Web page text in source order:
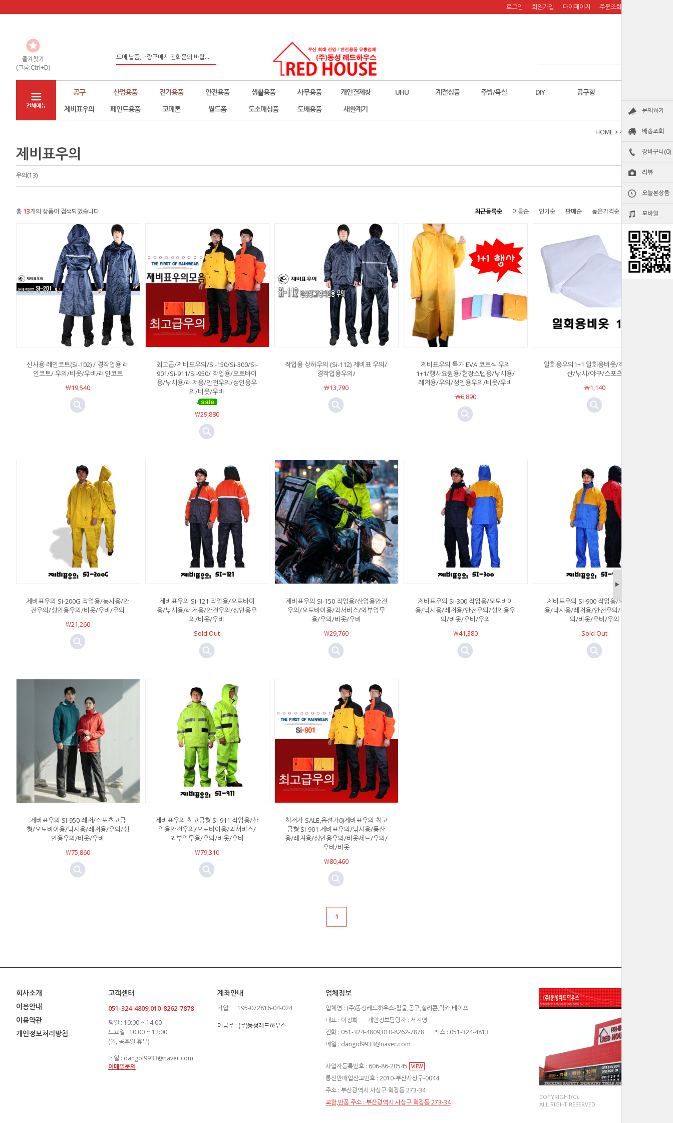
▶
문의하기
배송조회
장바구니(0)
리뷰
오늘본상품
모바일
로그인 회원가입 마이페이지 주문조회
즐겨찾기
(크롬:Ctrl+D)
좀 더 나은 환경구축을 위해서 노력하...
전체메뉴
공구 산업용품 전기용품 안전용품 생활용품 사무용품 개인결제창 UHU 계절상품 주방/욕실 DIY 공구함
제비표우의
페인트용품 코메론 월드폼 도소매상품 도배용품 새한계기
· HOME >제비표우의
제비표우의
우의(13)
총 13개의 상품이 검색되었습니다. 최근등록순 이름순 인기순 판매순 높은가격순 낮은가격순
신사용 레인코트(Si-102) / 경작업용 레
인코트/ 우의/비옷/우비/레인코트
￦19,540
최고급/제비표우의/Si-150/Si-300/Si-
901/Si-911/Si-950/ 작업용/오토바이
용/낚시용/레저용/안전우의/성인용우
의/비옷/우비
￦29,880
작업용 상하우의 (Si-112) 제비표 우의/
경작업용우의/
￦13,790
제비표우의 특가 EVA 코트식 우의
1+1/행사요원용/현장스텝용/낚시용/
레저용/우의/성인용우의/비옷/우비
￦6,890
일회용우의1+1 일회용비옷/작업복/등
산/낚시/야구/스포츠
￦1,140
제비표우의 Si-200G 작업용/농사용/안
전우의/성인용우의/비옷/우비/우의
￦21,260
제비표우의 Si-121 작업용/오토바이
용/낚시용/레저용/안전우의/성인용우
의/비옷/우비
Sold Out
제비표우의 SI-150 작업용/산업용안전
우의/오토바이용/퀵서비스/외부업무
용/우의/비옷/우비
￦29,760
제비표우의 Si-300 작업용/오토바이
용/낚시용/레저용/안전우의/성인용우
의/비옷/우비/우의
￦41,380
제비표우의 SI-900 작업용/오토바이
용/낚시용/레저용/안전우의/성인용우
의/비옷/우비/우의
Sold Out
제비표우의 SI-950 레저/스포츠고급
형/오토바이용/낚시용/레저용/우의/성
인용우의/비옷/우비
￦75,860
제비표우의 최고급형 SI-911 작업용/산
업용안전우의/오토바이용/퀵서비스/
외부업무용/우의/비옷/우비
￦79,310
최저가-SALE,옵션가0)제비표우의 최고
급형 Si-901 제비표우의/낚시용/등산
용/레져용/성인용우의/비옷세트/우의/
우비/비옷
￦80,460
1
회사소개
이용안내
이용약관
개인정보처리방침
고객센터
051-324-4809,010-8262-7878
평일 : 10:00 ~ 14:00
토요일 : 10:00 ~ 12:00
(일, 공휴일 휴무)
메일 : dangol9933@naver.com
이메일문의
계좌안내
기업 195-072816-04-024
예금주 : (주)동성레드하우스
업체정보
업체명 : (주)동성레드하우스-철물,공구,실리콘,락카,테이프
대표 : 이정희
개인정보담당자 : 서지영
전화 : 051-324-4809,010-8262-7878
팩스 : 051-324-4813
메일 : dangol9933@naver.com
사업자등록번호 : 606-86-20545 VIEW
통신판매업신고번호 : 2010-부산사상구-0044
주소 : 부산광역시 사상구 학장동 273-34
교환,반품 주소 : 부산광역시 사상구 학장동 273-34
COPYRIGHT(C).
ALL RIGHT RESERVED.